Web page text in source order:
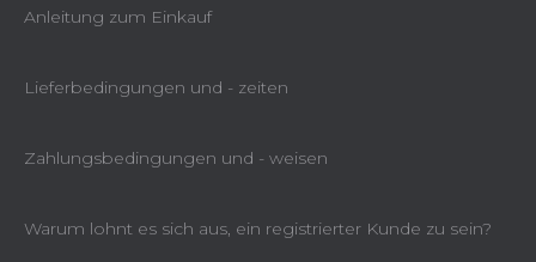
Anleitung zum Einkauf
Lieferbedingungen und - zeiten
Zahlungsbedingungen und - weisen
Warum lohnt es sich aus, ein registrierter Kunde zu sein?